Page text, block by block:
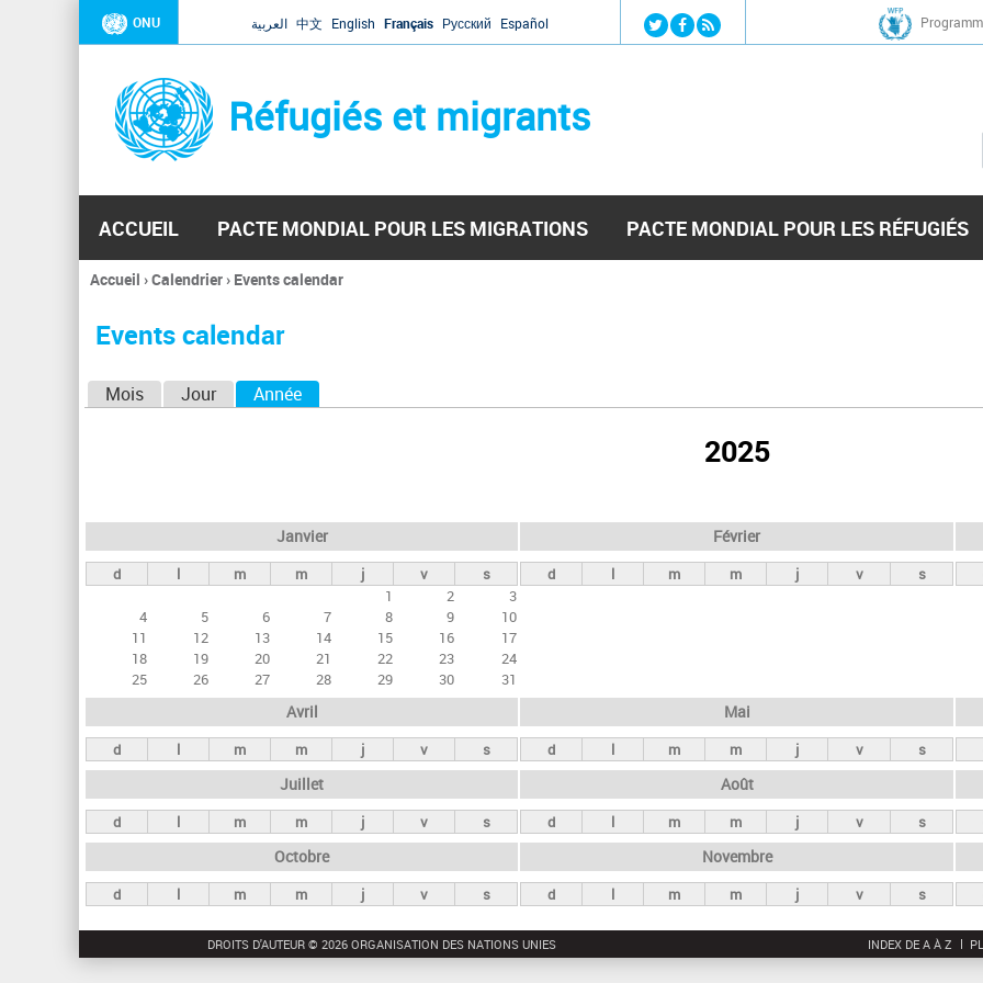
Jump to navigation
ONU العربية 中文 English Français Русский Español
Réfugiés et migrants
ACCUEIL PACTE MONDIAL POUR LES MIGRATIONS PACTE MONDIAL POUR LES RÉFUGIÉS
Vous
ici
Accueil ›Calendrier› Events calendar
Events calendar
e
t
s
n
c
i
p
a
x
Mois Jour Année
2025
Janvier
d l m m j v
s
1
2
3
4
5 6 7 8 9
10
11
12 13 14 15 16
17
18
19 20 21 22 23
24
25
26 27 28 29 30 31
Février
d l m m j v s
Avril
d l m m j v s
Mai
d l m m j v s
Juillet
d l m m j v s
Août
d l m m j v s
Octobre
d l m m j v s
Novembre
d l m m j v s
DROITS D'AUTEUR © 2026 ORGANISATION DES NATIONS UNIES INDEX DE A À Z